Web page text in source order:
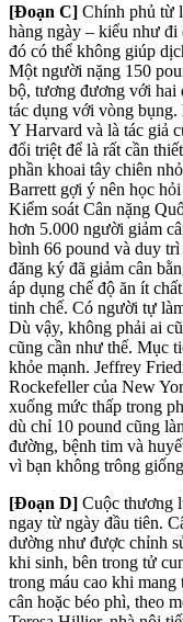
[Đoạn C] Chính phủ từ
hàng ngày – kiểu như
đó có thể không giúp
Một người nặng 150
bộ, tương đương với hai
tác dụng với vòng
Y Harvard và là tác giả
đổi triệt để là rất cần
phần khoai tây chiên
Barrett gợi ý nên học
Kiểm soát Cân nặng
hơn 5.000 người giảm
bình 66 pound và duy
đăng ký đã giảm cân
áp dụng chế độ ăn ít
tinh chế. Có người tự
Dù vậy, không phải ai
cũng cần như thế. Mục
khỏe mạnh. Jeffrey
Rockefeller của New
xuống mức thấp trong
dù chỉ 10 pound cũng
đường, bệnh tim và
vì bạn không trông
[Đoạn D] Cuộc thương
ngay từ ngày đầu tiên.
dường như được chỉnh
khi sinh, bên trong tử
trong máu cao khi mang
cân hoặc béo phì, theo